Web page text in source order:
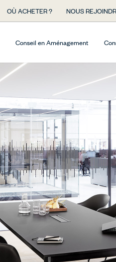
OÙ ACHETER ? NOUS
Conseil en Aménagement